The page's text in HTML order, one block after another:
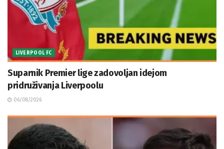
LIVERPOOL FC
Suparnik Premier lige zadovoljan idejom
pridruživanja Liverpoolu
06/08/2026